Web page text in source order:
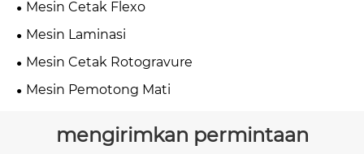
Mesin Cetak Flexo
Mesin Laminasi
Mesin Cetak Rotogravure
Mesin Pemotong Mati
mengirimkan permintaan